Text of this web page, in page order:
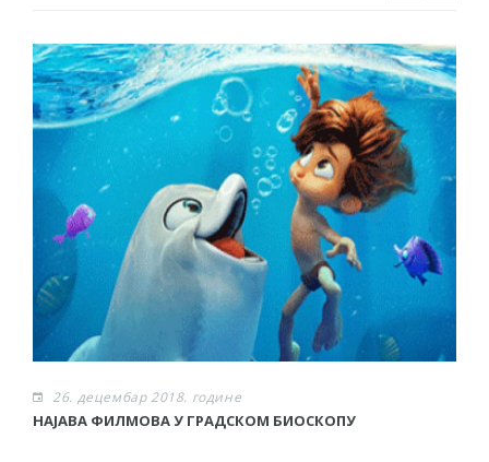
26. децембар 2018. године
НАЈАВА ФИЛМОВА У ГРАДСКОМ БИОСКОПУ